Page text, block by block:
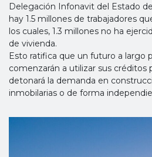
Delegación Infonavit del Estado
hay 1.5 millones de trabajadores
los cuales, 1.3 millones no ha
de vivienda.
Esto ratifica que un futuro a largo
comenzarán a utilizar sus créditos
detonará la demanda en
inmobilarias o de forma